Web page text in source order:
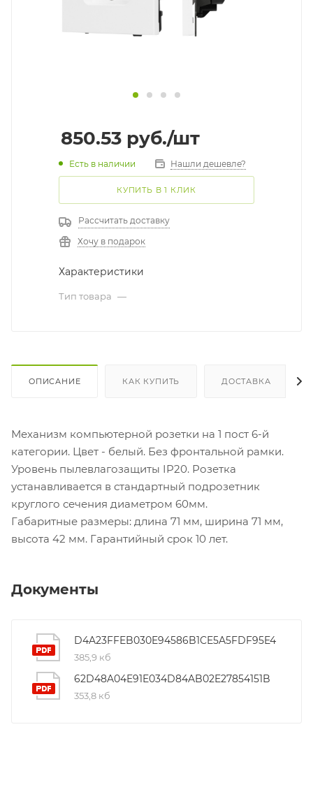
850.53 руб./шт
Есть в наличии Нашли дешевле?
КУПИТЬ В 1 КЛИК
Рассчитать доставку
Хочу в подарок
Характеристики
Тип товара —
ОПИСАНИЕ КАК КУПИТЬ ДОСТАВКА
Механизм компьютерной розетки на 1 пост 6-й
категории. Цвет - белый. Без фронтальной рамки.
Уровень пылевлагозащиты IP20. Розетка
устанавливается в стандартный подрозетник
круглого сечения диаметром 60мм.
Габаритные размеры: длина 71 мм, ширина 71 мм,
высота 42 мм. Гарантийный срок 10 лет.
Документы
D4A23FFEB030E94586B1CE5A5FDF95E4
385,9 кб
62D48A04E91E034D84AB02E27854151B
353,8 кб